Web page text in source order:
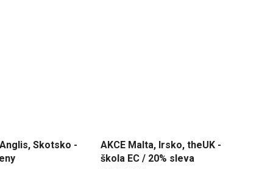
Skotsko -
AKCE Malta, Irsko, theUK -
škola EC / 20% sleva